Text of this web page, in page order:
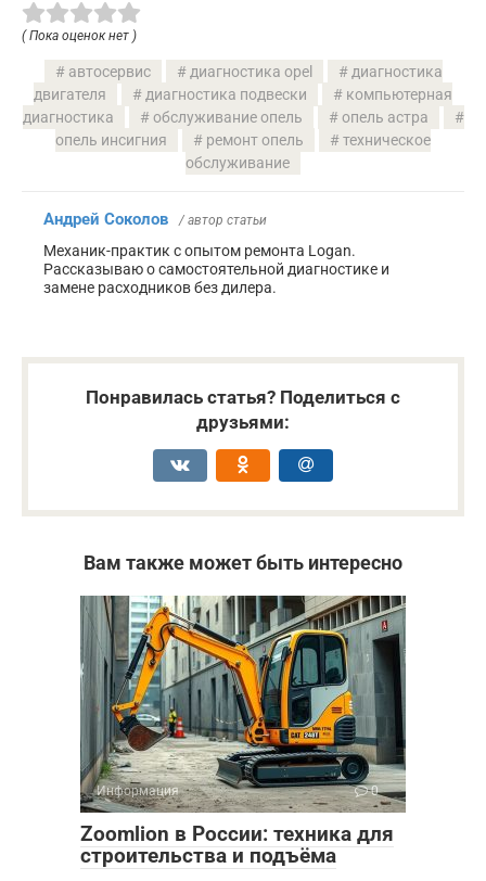
( Пока оценок нет )
автосервис диагностика opel
диагностика
двигателя
диагностика подвески
компьютерная
диагностика
обслуживание опель
опель астра
опель инсигния
ремонт опель
техническое
обслуживание
Андрей Соколов / автор статьи
Механик-практик с опытом ремонта Logan.
Рассказываю о самостоятельной диагностике и
замене расходников без дилера.
Понравилась статья? Поделиться с
друзьями:
Вам также может быть интересно
Информация 0
Zoomlion в России: техника для
строительства и подъёма